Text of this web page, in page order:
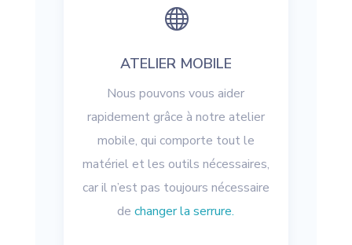

ATELIER MOBILE
Nous pouvons vous aider
rapidement grâce à notre atelier
mobile, qui comporte tout le
matériel et les outils nécessaires,
car il n’est pas toujours nécessaire
dechanger la serrure.